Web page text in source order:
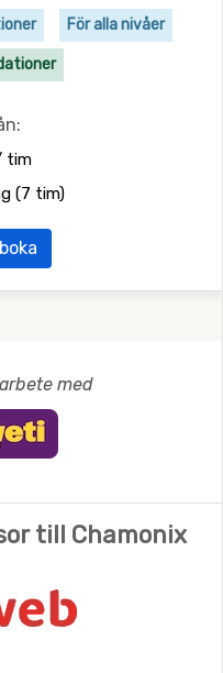
För alla nivåer
tim
(7 tim)
med
till Chamonix